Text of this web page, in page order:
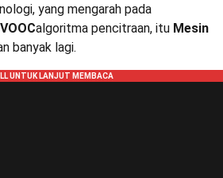
yang mengarah pada
algoritma pencitraan, itu Mesin
banyak lagi.